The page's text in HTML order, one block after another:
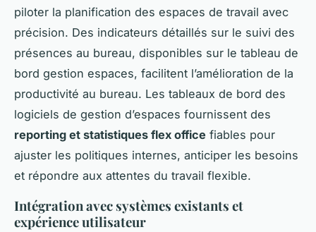
piloter la planification des espaces de travail avec
précision. Des indicateurs détaillés sur le suivi des
présences au bureau, disponibles sur le tableau de
bord gestion espaces, facilitent l’amélioration de la
productivité au bureau. Les tableaux de bord des
logiciels de gestion d’espaces fournissent des
reporting et statistiques flex office fiables pour
ajuster les politiques internes, anticiper les besoins
et répondre aux attentes du travail flexible.
Intégration avec systèmes existants et
expérience utilisateur